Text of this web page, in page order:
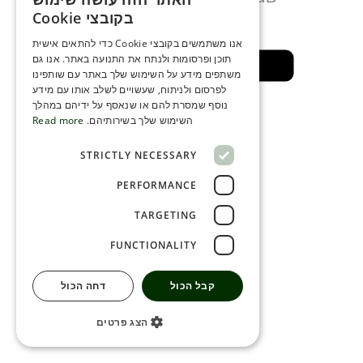
חזרה לאזור בטוח
ENGLISH
SERBIA
HEBREW
RUSSIAN
SERBIAN-2
בקובצי Cookie
אנו משתמשים בקובצי Cookie כדי להתאים אישית
תוכן ופרסומות ולנתח את התנועה באתר. אנו גם
משתפים מידע על השימוש שלך באתר עם שותפינו
לפרסום ולניתוח, שעשויים לשלב אותו עם מידע
נוסף שמסרת להם או שנאסף על ידיהם במהלך
השימוש שלך בשירותיהם. Read more
STRICTLY NECESSARY
PERFORMANCE
TARGETING
FUNCTIONALITY
קבל הכול דחה הכול
הצג פרטים